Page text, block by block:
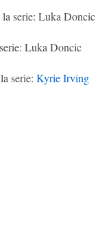
serie: Luka Doncic
Luka Doncic
serie: Kyrie Irving